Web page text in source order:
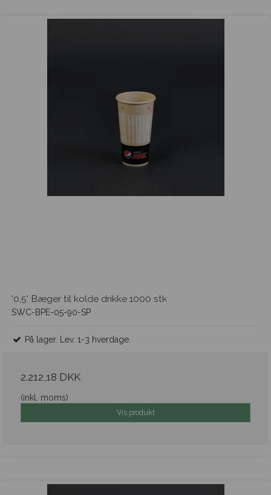
'0,5' Bæger til kolde drikke 1000 stk
SWC-BPE-05-90-SP
På lager. Lev. 1-3 hverdage.
2.212,18 DKK
(inkl. moms)
Vis produkt